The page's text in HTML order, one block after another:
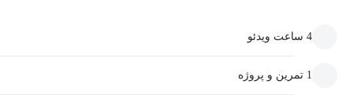
4 ساعت ویدئو
1 تمرین و پروژه